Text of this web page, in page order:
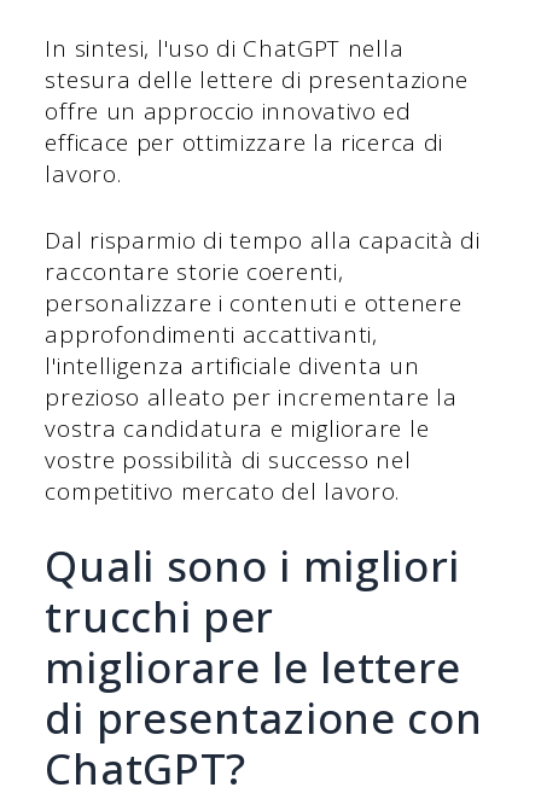
In sintesi, l'uso di ChatGPT nella
stesura delle lettere di presentazione
offre un approccio innovativo ed
efficace per ottimizzare la ricerca di
lavoro.
Dal risparmio di tempo alla capacità di
raccontare storie coerenti,
personalizzare i contenuti e ottenere
approfondimenti accattivanti,
l'intelligenza artificiale diventa un
prezioso alleato per incrementare la
vostra candidatura e migliorare le
vostre possibilità di successo nel
competitivo mercato del lavoro.
Quali sono i migliori
trucchi per
migliorare le lettere
di presentazione con
ChatGPT?